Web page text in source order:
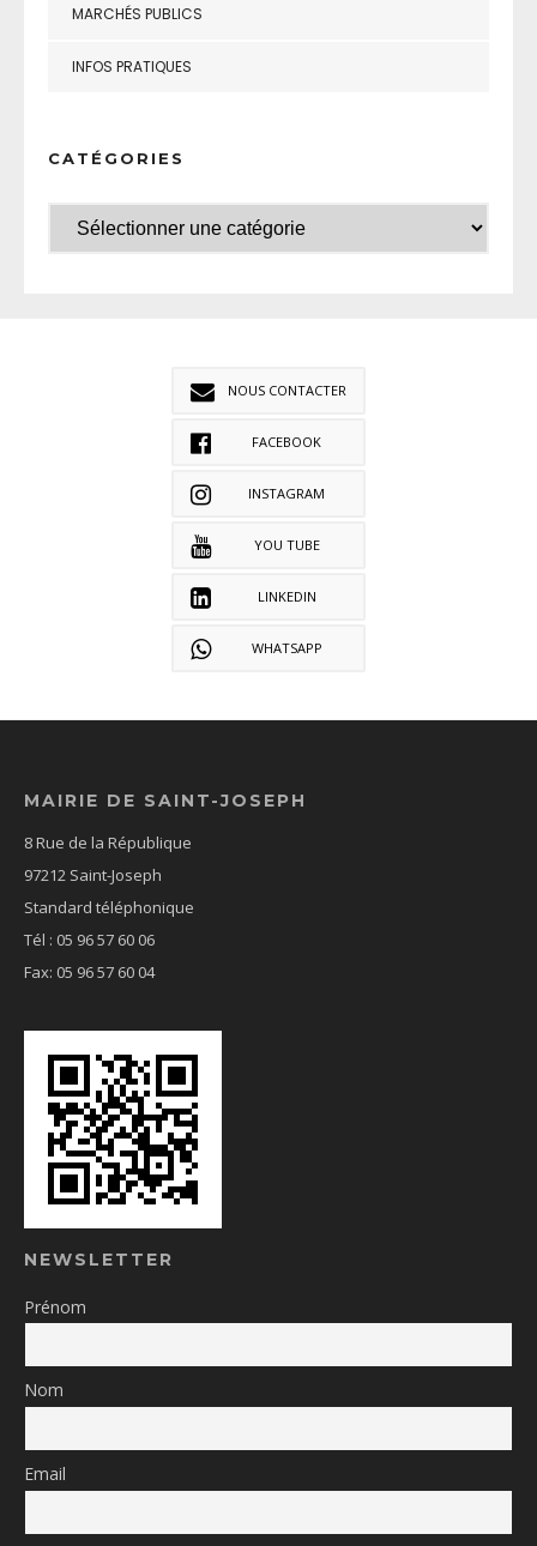
MARCHÉS PUBLICS
INFOS PRATIQUES
CATÉGORIES
NOUS CONTACTER
FACEBOOK
INSTAGRAM
YOU TUBE
LINKEDIN
WHATSAPP
MAIRIE DE SAINT-JOSEPH
8 Rue de la République
97212 Saint-Joseph
Standard téléphonique
Tél : 05 96 57 60 06
Fax: 05 96 57 60 04
NEWSLETTER
Prénom
Nom
Email